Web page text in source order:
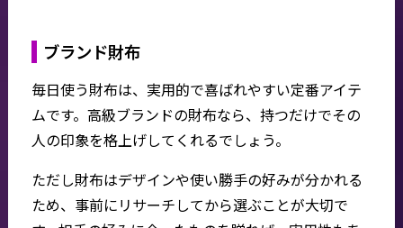
ブランド財布
毎日使う財布は、実用的で喜ばれやすい定番アイテ
ムです。高級ブランドの財布なら、持つだけでその
人の印象を格上げしてくれるでしょう。
ただし財布はデザインや使い勝手の好みが分かれる
ため、事前にリサーチしてから選ぶことが大切で